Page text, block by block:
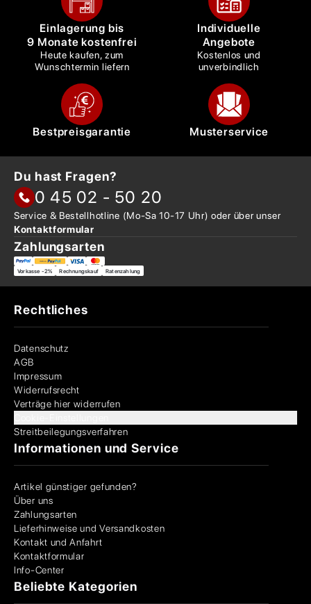
Einlagerung bis
9 Monate kostenfrei
Heute kaufen, zum
Wunschtermin liefern
Individuelle
Angebote
Kostenlos und
unverbindlich
Bestpreisgarantie Musterservice
Du hast Fragen?
0 45 02 - 50 20
Service & Bestellhotline (Mo-Sa 10-17 Uhr) oder überunser
Kontaktformular
Zahlungsarten
Vorkasse -2% Rechnungskauf Ratenzahlung
Rechtliches
Datenschutz
AGB
Impressum
Widerrufsrecht
Verträge hier widerrufen
Streitbeilegungsverfahren
Informationen und Service
Artikel günstiger gefunden?
Über uns
Zahlungsarten
Lieferhinweise und Versandkosten
Kontakt und Anfahrt
Kontaktformular
Info-Center
Beliebte Kategorien